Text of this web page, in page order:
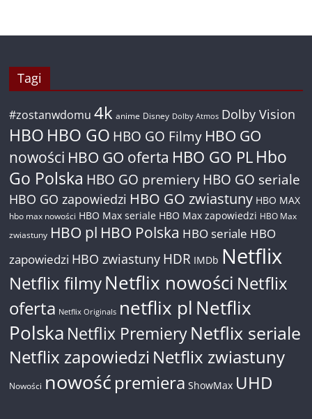
Tagi
#zostanwdomu 4k anime Disney Dolby Atmos Dolby Vision
HBO HBO GO HBO GO Filmy HBO GO
nowości HBO GO oferta HBO GO PL Hbo
Go Polska HBO GO premiery HBO GO seriale
HBO GO zapowiedzi HBO GO zwiastuny HBO MAX
hbo max nowości HBO Max seriale HBO Max zapowiedzi HBO Max
zwiastuny HBO pl HBO Polska HBO seriale HBO
zapowiedzi HBO zwiastuny HDR IMDb Netflix
Netflix filmyNetflix nowości Netflix
oferta Netflix Originals netflix pl Netflix
Polska Netflix PremieryNetflix seriale
Netflix zapowiedzi Netflix zwiastuny
Nowości nowość premiera ShowMax UHD